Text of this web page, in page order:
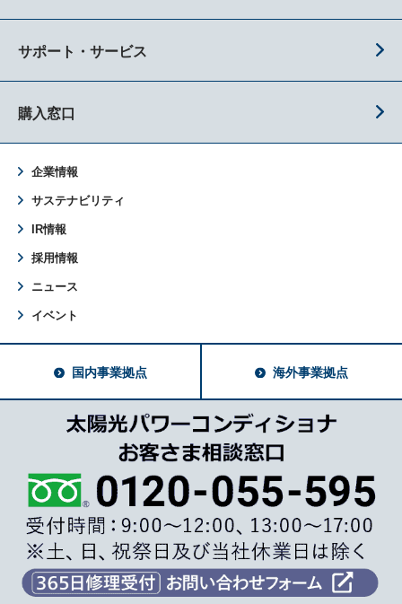
サポート・サービス
購入窓口
企業情報
サステナビリティ
IR情報
採用情報
ニュース
イベント
国内事業拠点 海外事業拠点